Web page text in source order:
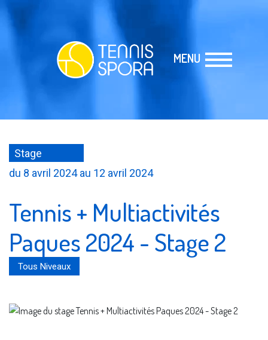
MENU
Stage
du 8 avril 2024 au 12 avril 2024
Tennis + Multiactivités
Paques 2024 - Stage 2
Tous Niveaux